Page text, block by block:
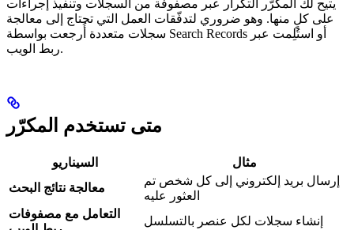
يتيح لك المكرّر التكرار عبر مصفوفة من السجلات وتنفيذ إجراءات
على كلٍ منها. وهو ضروري لتدفّقات العمل التي تحتاج إلى معالجة
سجلات متعددة أُرجعت بواسطة Search Records أو استُلِمت عبر
ربط الويب.
متى تستخدم المكرّر
السيناريو
مثال
معالجة نتائج البحث
إرسال بريد إلكتروني إلى كل شخص تم
العثور عليه
التعامل مع مصفوفات
إنشاء سجلات لكل عنصر بالتسلسل